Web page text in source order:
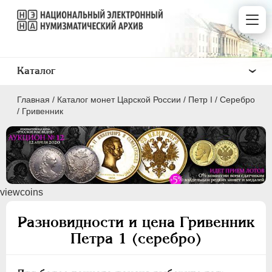
Главная / Каталог монет Царской России / Пeтр I / Серебро
/ Гривенник
viewcoins
Разновидности и цена Гривенник
Петра 1 (серебро)
Каталог
ПEТР I 1699 - 1725
Золото
Серебро